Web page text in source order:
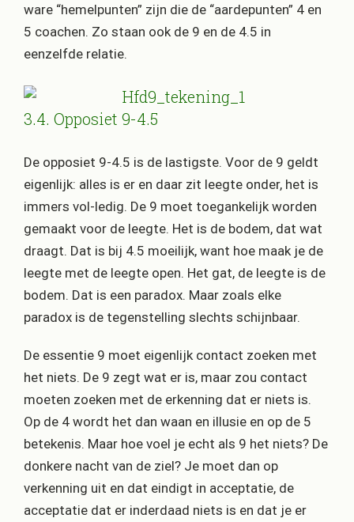
ware “hemelpunten” zijn die de “aardepunten” 4 en
5 coachen. Zo staan ook de 9 en de 4.5 in
eenzelfde relatie.
3.4. Opposiet 9-4.5
De opposiet 9-4.5 is de lastigste. Voor de 9 geldt
eigenlijk: alles is er en daar zit leegte onder, het is
immers vol-ledig. De 9 moet toegankelijk worden
gemaakt voor de leegte. Het is de bodem, dat wat
draagt. Dat is bij 4.5 moeilijk, want hoe maak je de
leegte met de leegte open. Het gat, de leegte is de
bodem. Dat is een paradox. Maar zoals elke
paradox is de tegenstelling slechts schijnbaar.
De essentie 9 moet eigenlijk contact zoeken met
het niets. De 9 zegt wat er is, maar zou contact
moeten zoeken met de erkenning dat er niets is.
Op de 4 wordt het dan waan en illusie en op de 5
betekenis. Maar hoe voel je echt als 9 het niets? De
donkere nacht van de ziel? Je moet dan op
verkenning uit en dat eindigt in acceptatie, de
acceptatie dat er inderdaad niets is en dat je er